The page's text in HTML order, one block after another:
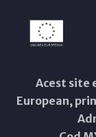
Acest site
European,